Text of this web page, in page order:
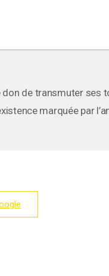
de transmuter ses
marquée par